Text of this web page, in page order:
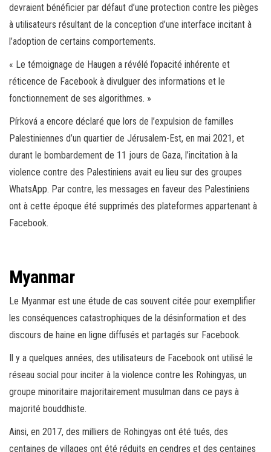
devraient bénéficier par défaut d’une protection contre les pièges
à utilisateurs résultant de la conception d’une interface incitant à
l’adoption de certains comportements.
« Le témoignage de Haugen a révélé l’opacité inhérente et
réticence de Facebook à divulguer des informations et le
fonctionnement de ses algorithmes. »
Pírková a encore déclaré que lors de l’expulsion de familles
Palestiniennes d’un quartier de Jérusalem-Est, en mai 2021, et
durant le bombardement de 11 jours de Gaza, l’incitation à la
violence contre des Palestiniens avait eu lieu sur des groupes
WhatsApp. Par contre, les messages en faveur des Palestiniens
ont à cette époque été supprimés des plateformes appartenant à
Facebook.
Myanmar
Le Myanmar est une étude de cas souvent citée pour exemplifier
les conséquences catastrophiques de la désinformation et des
discours de haine en ligne diffusés et partagés sur Facebook.
Il y a quelques années, des utilisateurs de Facebook ont ​​utilisé le
réseau social pour inciter à la violence contre les Rohingyas, un
groupe minoritaire majoritairement musulman dans ce pays à
majorité bouddhiste.
Ainsi, en 2017, des milliers de Rohingyas ont été tués, des
centaines de villages ont été réduits en cendres et des centaines